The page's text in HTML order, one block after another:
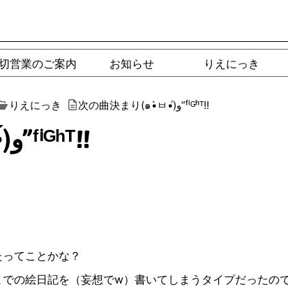
営業のご案内 お知らせ りえにっき
りえにっき 次の曲決まり(๑•̀ㅂ•́)و”ᶠⁱᴳʰᵀ!!
次の曲決まり(๑•̀ㅂ•́)و”ᶠⁱᴳʰᵀ!!
てことかな？
での絵日記を（妄想でw）書いてしまうタイプだったの